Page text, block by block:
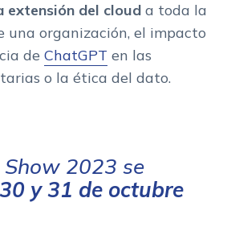
extensión del cloud a toda la
una organización, el impacto
de ChatGPT en las
o la ética del dato.
2023 se
30 y 31 de octubre